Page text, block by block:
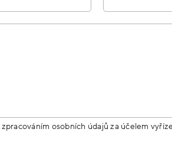
osobních údajů za účelem